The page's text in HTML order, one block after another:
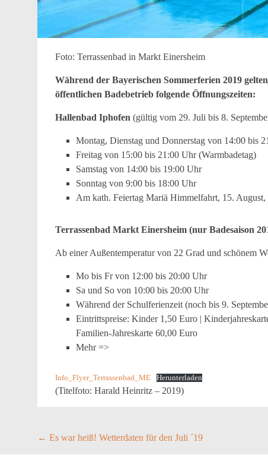
Foto: Terrassenbad in Markt Einersheim
Während der Bayerischen Sommerferien 2019
öffentlichen Badebetrieb folgende Öffnungszeiten:
Hallenbad Iphofen (gültig vom 29. Juli bis 8.
Montag, Dienstag und Donnerstag von 14:00 bis
Freitag von 15:00 bis 21:00 Uhr (Warmbadetag)
Samstag von 14:00 bis 19:00 Uhr
Sonntag von 9:00 bis 18:00 Uhr
Am kath. Feiertag Mariä Himmelfahrt, 15. August,
Terrassenbad Markt Einersheim (nur Badesaison
Ab einer Außentemperatur von 22 Grad und schönem
Mo bis Fr von 12:00 bis 20:00 Uhr
Sa und So von 10:00 bis 20:00 Uhr
Während der Schulferienzeit (noch bis 9.
Eintrittspreise: Kinder 1,50 Euro |
Familien-Jahreskarte 60,00 Euro
Mehr =>
Info_Flyer_Terrassenbad_ME Herunterladen
(Titelfoto: Harald Heinritz – 2019)
Post
← Es war heiß! Wetterdaten für den Juli ´19